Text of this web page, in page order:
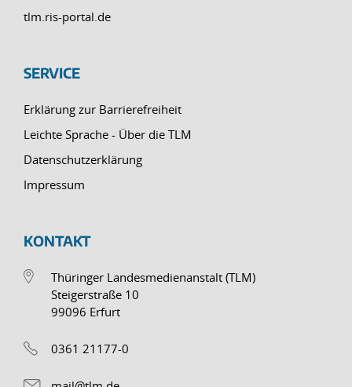
tlm.ris-portal.de
SERVICE
Erklärung zur Barrierefreiheit
Leichte Sprache - Über die TLM
Datenschutzerklärung
Impressum
KONTAKT
Thüringer Landesmedienanstalt (TLM)
Steigerstraße 10
99096 Erfurt
0361 21177-0